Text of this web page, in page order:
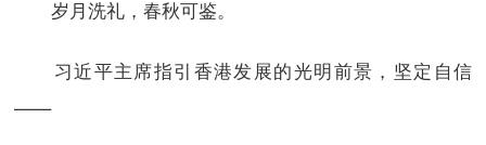
岁月洗礼，春秋可鉴。
习近平主席指引香港发展的光明前景，坚定自信
——